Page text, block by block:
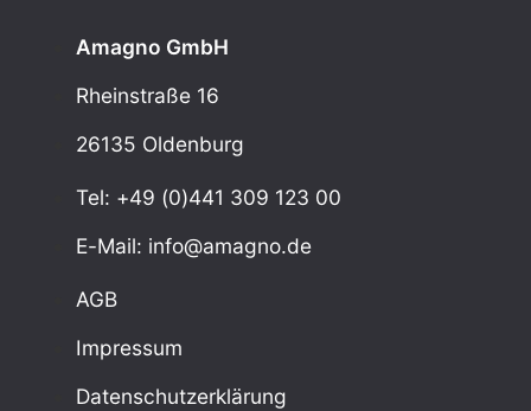
Amagno GmbH
Rheinstraße 16
26135 Oldenburg
Tel: +49 (0)441 309 123 00
E-Mail: info@amagno.de
AGB
Impressum
Datenschutzerklärung